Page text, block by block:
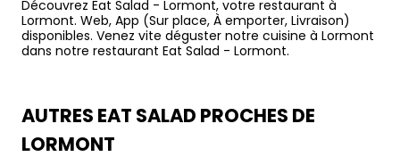
Découvrez Eat Salad - Lormont, votre restaurant à
Lormont. Web, App (Sur place, À emporter, Livraison)
disponibles. Venez vite déguster notre cuisine à Lormont
dans notre restaurant Eat Salad - Lormont.
AUTRES EAT SALAD PROCHES DE
LORMONT